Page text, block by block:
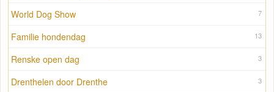
7
World Dog Show
13
Familie hondendag
3
Renske open dag
3
Drenthelen door Drenthe